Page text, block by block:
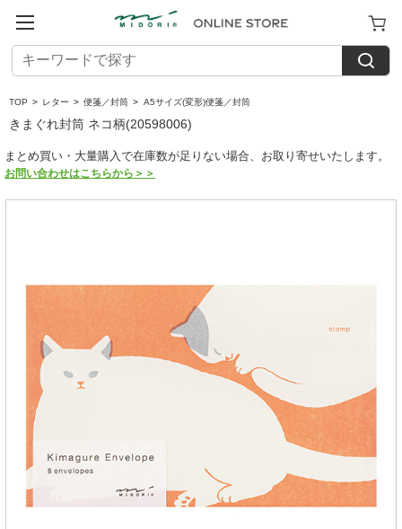
TOP > レター > 便箋／封筒 > A5サイズ(変形)便箋／封筒
きまぐれ封筒 ネコ柄(20598006)
まとめ買い・大量購入で在庫数が足りない場合、お取り寄せいたします。
お問い合わせはこちらから＞＞